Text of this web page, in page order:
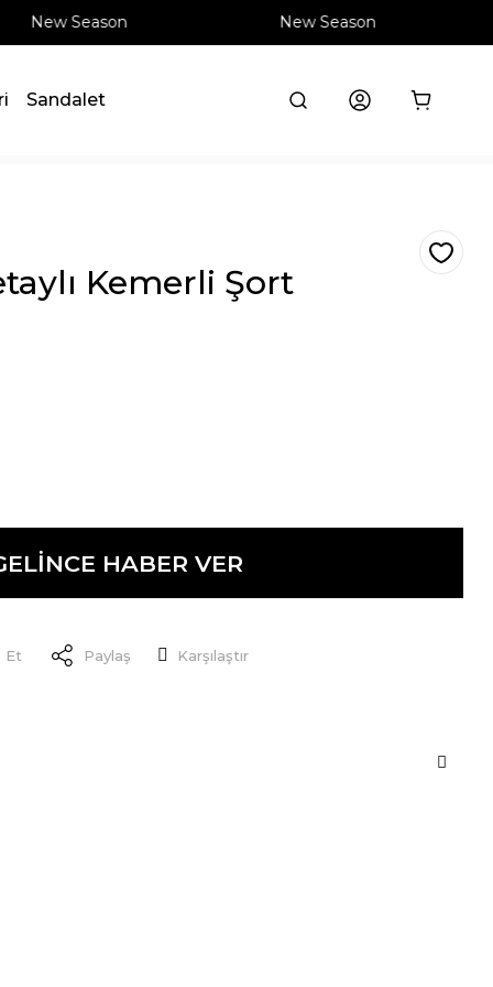
New Season New Season
Sandalet
Kemerli Şort
HABER VER
Et Paylaş Karşılaştır